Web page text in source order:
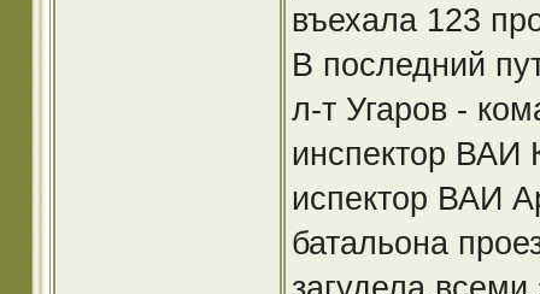
въехала 123
В последний
л-т Угаров -
инспектор ВАИ
испектор ВАИ
батальона